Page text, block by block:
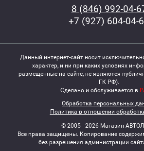
8 (846) 992-04-
+7 (927) 604-04-
Данный интернет-сайт носит
характер, и ни при каких условиях
размещенные на сайте, не являются
ГК РФ).
Сделано и обслуживается в
Обработка персональных
Политика в отношении
© 2005 - 2026 Магазин
Все права защищены. Копирование
без разрешения администрации